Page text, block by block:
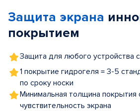
5
Защита экрана
покрытием
Защита для любого устройства
1 покрытие гидрогеля = 3-5
по сроку носки
Минимальная толщина покрытия
чувствительность экрана